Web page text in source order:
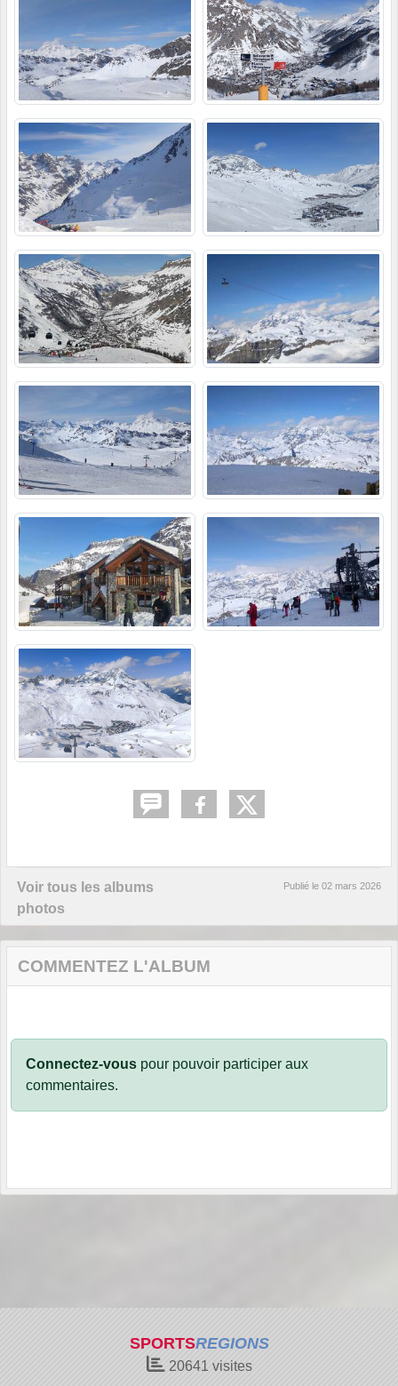
Voir tous les albums
photos
Publié le 02 mars 2026
COMMENTEZ L'ALBUM
Connectez-vous pour pouvoir participer aux
commentaires.
SPORTSREGIONS
20641 visites